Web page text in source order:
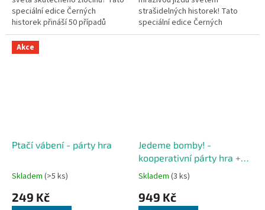
speciální edice Černých
historek přináší 50 případů
inspirovaných činy skutečných
sériových vrahů. Každý příběh
je...
strašidelných historek! Tato
speciální edice Černých
historek obsahuje 50 příběhů
Akce
Ptačí vábení - párty hra
Skladem (>5 ks)
249 Kč
Jedeme bomby! -
kooperativní párty hra +
promo 3 nové mise (do
vydání zásob)
Skladem (3 ks)
949 Kč